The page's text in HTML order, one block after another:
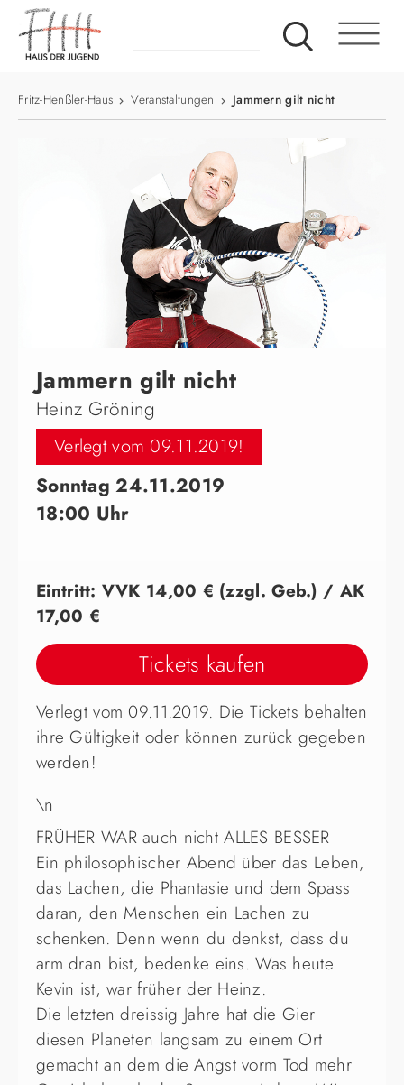
Fritz-Henßler-Haus Veranstaltungen Jammern gilt nicht
Jammern gilt nicht
Heinz Gröning
Verlegt vom 09.11.2019!
Sonntag 24.11.2019
18:00 Uhr
Eintritt: VVK 14,00 € (zzgl. Geb.) / AK
17,00 €
Tickets kaufen
Verlegt vom 09.11.2019. Die Tickets behalten
ihre Gültigkeit oder können zurück gegeben
werden!
\n
FRÜHER WAR auch nicht ALLES BESSER
Ein philosophischer Abend über das Leben,
das Lachen, die Phantasie und dem Spass
daran, den Menschen ein Lachen zu
schenken. Denn wenn du denkst, dass du
arm dran bist, bedenke eins. Was heute
Kevin ist, war früher der Heinz.
Die letzten dreissig Jahre hat die Gier
diesen Planeten langsam zu einem Ort
gemacht an dem die Angst vorm Tod mehr